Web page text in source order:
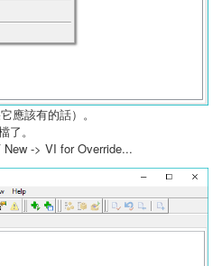
應該有的話）。
。
-> VI for Override...